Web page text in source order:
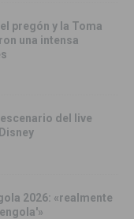
pregón y la Toma
una intensa
del live
2026: «realmente